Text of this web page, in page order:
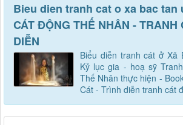
Bieu dien tranh cat o xa bac tan
CÁT ĐỘNG THẾ NHÂN - TRANH
DIỄN
Biểu diễn tranh cát ở Xã
Kỷ lục gia - hoạ sỹ
Thế Nhân thực hiện -
Cát - Trình diễn tranh cát